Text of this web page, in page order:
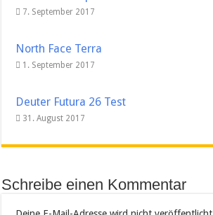
7. September 2017
North Face Terra
1. September 2017
Deuter Futura 26 Test
31. August 2017
Schreibe einen Kommentar